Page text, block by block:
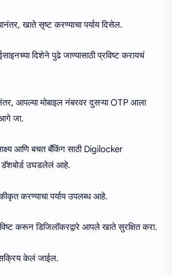
खाते सृष्ट करण्याचा पर्याय दिसेल.
दिशेने पुढे जाण्यासाठी प्रविष्ट करायचं
आपल्या मोबाइल नंबरवर दुसऱ्या OTP आला
जा.
आणि बचत बॅंकिंग साठी Digilocker
उघडलेलं आहे.
करण्याचा पर्याय उपलब्ध आहे.
करून डिजिलॉकरद्वारे आपले खाते सुरक्षित करा.
केलं जाईल.